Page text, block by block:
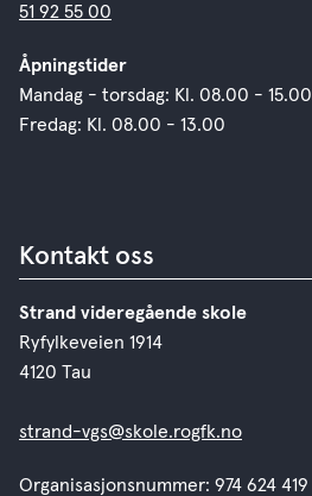
51 92 55 00
Åpningstider
Mandag - torsdag: Kl. 08.00 - 15.00
Fredag: Kl. 08.00 - 13.00
Kontakt oss
Strand videregående skole
Ryfylkeveien 1914
4120 Tau
strand-vgs@skole.rogfk.no
Organisasjonsnummer: 974 624 419